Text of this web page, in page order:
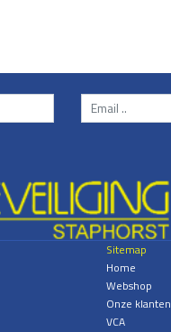
Sitemap
Home
Webshop
Onze klanten
VCA